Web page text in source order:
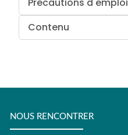
Contenu
NOUS RENCONTRER